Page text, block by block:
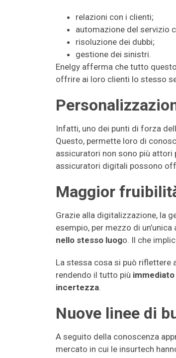
relazioni con i clienti;
automazione del servizio
risoluzione dei dubbi;
gestione dei sinistri.
Enelgy afferma che tutto questo
offrire ai loro clienti lo stesso
Infatti, uno dei punti di forza
Questo, permette loro di
assicuratori non sono più attori
assicuratori digitali possono
Maggior
Grazie alla digitalizzazione, la
esempio, per mezzo di
nello stesso luogo. Il che
La stessa cosa si può riflettere
rendendo il tutto più immediato
incertezza.
Nuove linee di
A seguito della conoscenza
mercato in cui le insurtech